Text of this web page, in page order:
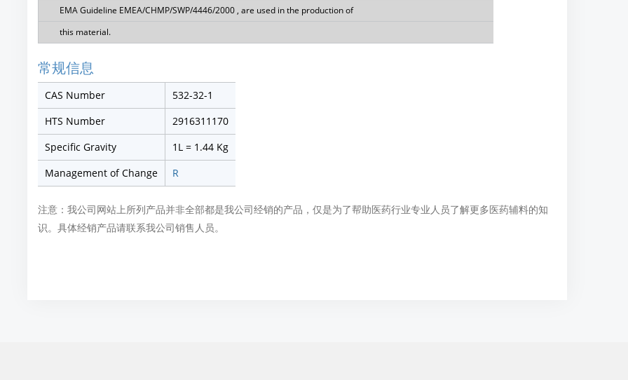
EMA Guideline EMEA/CHMP/SWP/4446/2000 , are used in the production of
this material.
常规信息
CAS Number
532-32-1
HTS Number
2916311170
Specific Gravity
1L = 1.44 Kg
Management of Change
R
注意：我公司网站上所列产品并非全部都是我公司经销的产品，仅是为了帮助医药行业专业人员了解更多医药辅料的知
识。具体经销产品请联系我公司销售人员。